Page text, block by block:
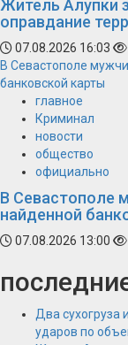
Житель Алупки
оправдание
07.08.2026 16:03
В Севастополе
банковской карты
главное
Криминал
новости
общество
официально
В Севастополе
найденной
07.08.2026 13:00
Два сухогруза
ударов по